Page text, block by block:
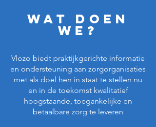
Wat doen
we?
Vlozo biedt praktijkgerichte informatie
en ondersteuning aan zorgorganisaties
met als doel hen in staat te stellen nu
en in de toekomst kwalitatief
hoogstaande, toegankelijke en
betaalbare zorg te leveren